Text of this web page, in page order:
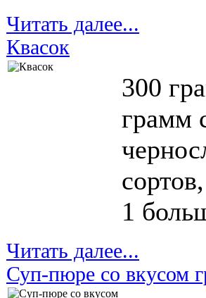
Читать далее...
Квасок
300
грамм
1
Читать далее...
Суп-пюре со вкусом